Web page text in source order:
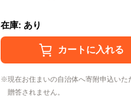
在庫: あり
現在お住まいの自治体へ寄附申込いた
贈答されません。